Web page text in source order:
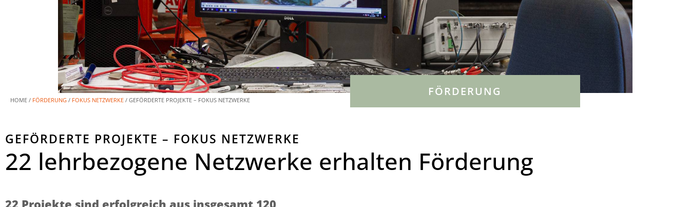
FÖRDERUNG
HOME / FÖRDERUNG / FOKUS NETZWERKE / GEFÖRDERTE PROJEKTE – FOKUS NETZWERKE
GEFÖRDERTE PROJEKTE – FOKUS NETZWERKE
22 lehrbezogene Netzwerke erhalten Förderung